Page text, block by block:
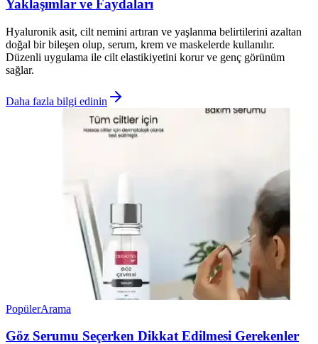
Yaklaşımlar ve Faydaları
Hyaluronik asit, cilt nemini artıran ve yaşlanma belirtilerini azaltan
doğal bir bileşen olup, serum, krem ve maskelerde kullanılır.
Düzenli uygulama ile cilt elastikiyetini korur ve genç görünüm
sağlar.
Daha fazla bilgi edinin
PopülerArama
Göz Serumu Seçerken Dikkat Edilmesi Gerekenler